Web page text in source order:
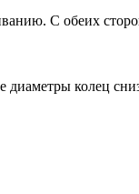
С обеих
колец